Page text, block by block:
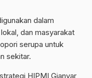
dalam
dan masyarakat
serupa untuk
sekitar.
HIPMI Gianyar